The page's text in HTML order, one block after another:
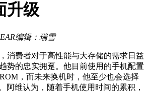
升级
编辑：瑞雪
消费者对于高性能与大存储的需求日益
势的忠实拥趸。他目前使用的手机配置
，而未来换机时，他至少也会选择
阿维认为，随着手机使用时间的累积，